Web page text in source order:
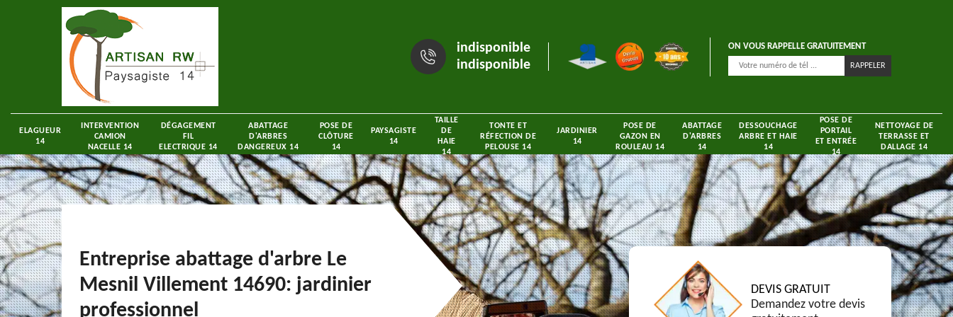
indisponible
indisponible
ON VOUS RAPPELLE GRATUITEMENT
ELAGUEUR
14
INTERVENTION
CAMION
NACELLE 14
DÉGAGEMENT
FIL
ELECTRIQUE 14
ABATTAGE
D'ARBRES
DANGEREUX 14
POSE DE
CLÔTURE
14
PAYSAGISTE
14
TAILLE
DE
HAIE
14
TONTE ET
RÉFECTION DE
PELOUSE 14
JARDINIER
14
POSE DE
GAZON EN
ROULEAU 14
ABATTAGE
D'ARBRES
14
DESSOUCHAGE
ARBRE ET HAIE
14
POSE DE
PORTAIL
ET ENTRÉE
14
NETTOYAGE DE
TERRASSE ET
DALLAGE 14
Entreprise abattage d'arbre Le
Mesnil Villement 14690: jardinier
professionnel
DEVIS GRATUIT
Demandez votre devis